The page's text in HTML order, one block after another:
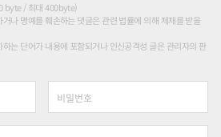
byte / 최대 400byte)
나 명예를 훼손하는 댓글은 관련 법률에 의해 제재를 받을
는 단어가 내용에 포함되거나 인신공격성 글은 관리자의 판